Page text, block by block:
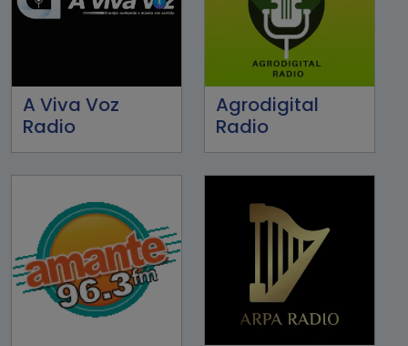
A Viva Voz
Radio
Agrodigital
Radio